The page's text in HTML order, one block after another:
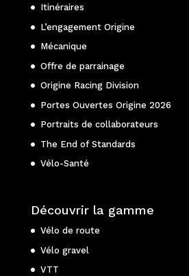
Itinéraires
L’engagement Origine
Mécanique
Offre de parrainage
Origine Racing Division
Portes Ouvertes Origine 2026
Portraits de collaborateurs
The End of Standards
Vélo-Santé
Découvrir la gamme
Vélo de route
Vélo gravel
VTT